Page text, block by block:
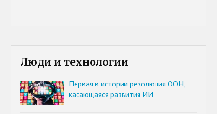
Люди и технологии
Первая в истории резолюция ООН,
касающаяся развития ИИ